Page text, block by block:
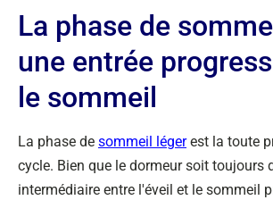
La phase de
une entrée
le sommeil
La phase de sommeil légerest la toute
cycle. Bien que le dormeur soit toujours
intermédiaire entre l'éveil et le sommeil